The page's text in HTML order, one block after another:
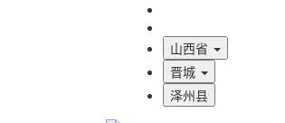
山西省
晋城
泽州县